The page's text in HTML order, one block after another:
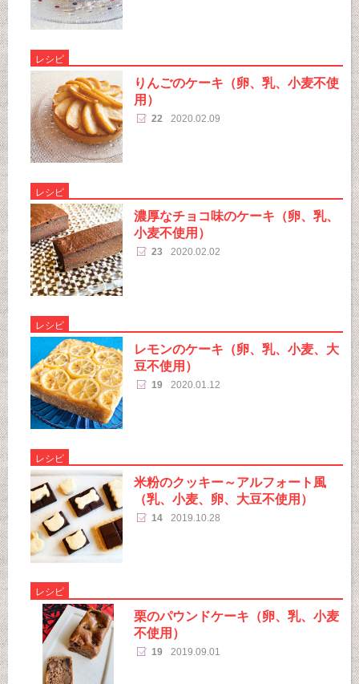
レシピ
りんごのケーキ（卵、乳、小麦不使
用）
22 2020.02.09
レシピ
濃厚なチョコ味のケーキ（卵、乳、
小麦不使用）
23 2020.02.02
レシピ
レモンのケーキ（卵、乳、小麦、大
豆不使用）
19 2020.01.12
レシピ
米粉のクッキー～アルフォート風
（乳、小麦、卵、大豆不使用）
14 2019.10.28
レシピ
栗のパウンドケーキ（卵、乳、小麦
不使用）
19 2019.09.01